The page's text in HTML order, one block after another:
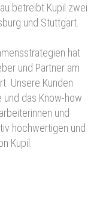
betreibt Kupil zwei
und Stuttgart.
hat
und Partner am
Unsere Kunden
das Know-how
und
hochwertigen und
Kupil.